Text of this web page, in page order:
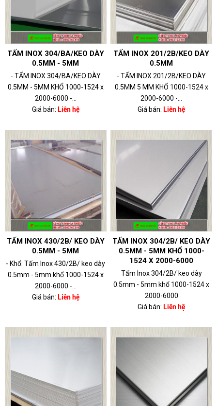
TẤM INOX 304/BA/KEO DÀY
0.5MM - 5MM
- TẤM INOX 304/BA/KEO DÀY
0.5MM - 5MM KHỔ 1000-1524 x
2000-6000 -...
Giá bán: Liên hệ
TẤM INOX 201/2B/KEO DÀY
0.5MM
- TẤM INOX 201/2B/KEO DÀY
0.5MM 5 MM KHỔ 1000-1524 x
2000-6000 -...
Giá bán: Liên hệ
TẤM INOX 430/2B/ KEO DÀY
0.5MM - 5MM
- Khổ: Tấm Inox 430/2B/ keo dày
0.5mm - 5mm khổ 1000-1524 x
2000-6000 -...
Giá bán: Liên hệ
TẤM INOX 304/2B/ KEO DÀY
0.5MM - 5MM KHỔ 1000-
1524 X 2000-6000
Tấm Inox 304/2B/ keo dày
0.5mm - 5mm khổ 1000-1524 x
2000-6000
Giá bán: Liên hệ